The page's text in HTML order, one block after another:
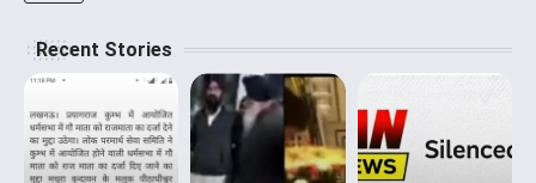
Recent Stories